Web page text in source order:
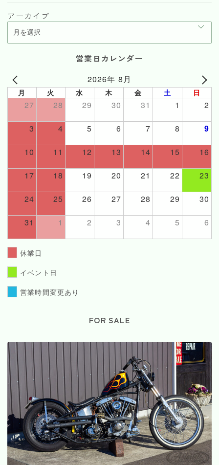
アーカイブ
営業日カレンダー
2026年 8月
月 火 水 木 金 土 日
27 28 29 30 31 1 2
3 4 5 6 7 8 9
10 11 12 13 14 15 16
17 18 19 20 21 22 23
24 25 26 27 28 29 30
31 1 2 3 4 5 6
休業日
イベント日
営業時間変更あり
FOR SALE